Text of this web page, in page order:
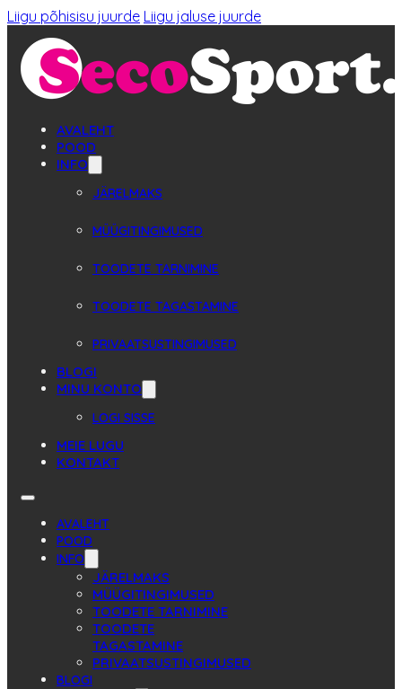
Liigu põhisisu juurde Liigu jaluse juurde
AVALEHT
POOD
INFO
JÄRELMAKS
MÜÜGITINGIMUSED
TOODETE TARNIMINE
TOODETE TAGASTAMINE
PRIVAATSUSTINGIMUSED
BLOGI
MINU KONTO
LOGI SISSE
MEIE LUGU
KONTAKT
AVALEHT
POOD
INFO
JÄRELMAKS
MÜÜGITINGIMUSED
TOODETE TARNIMINE
TOODETE
TAGASTAMINE
PRIVAATSUSTINGIMUSED
BLOGI